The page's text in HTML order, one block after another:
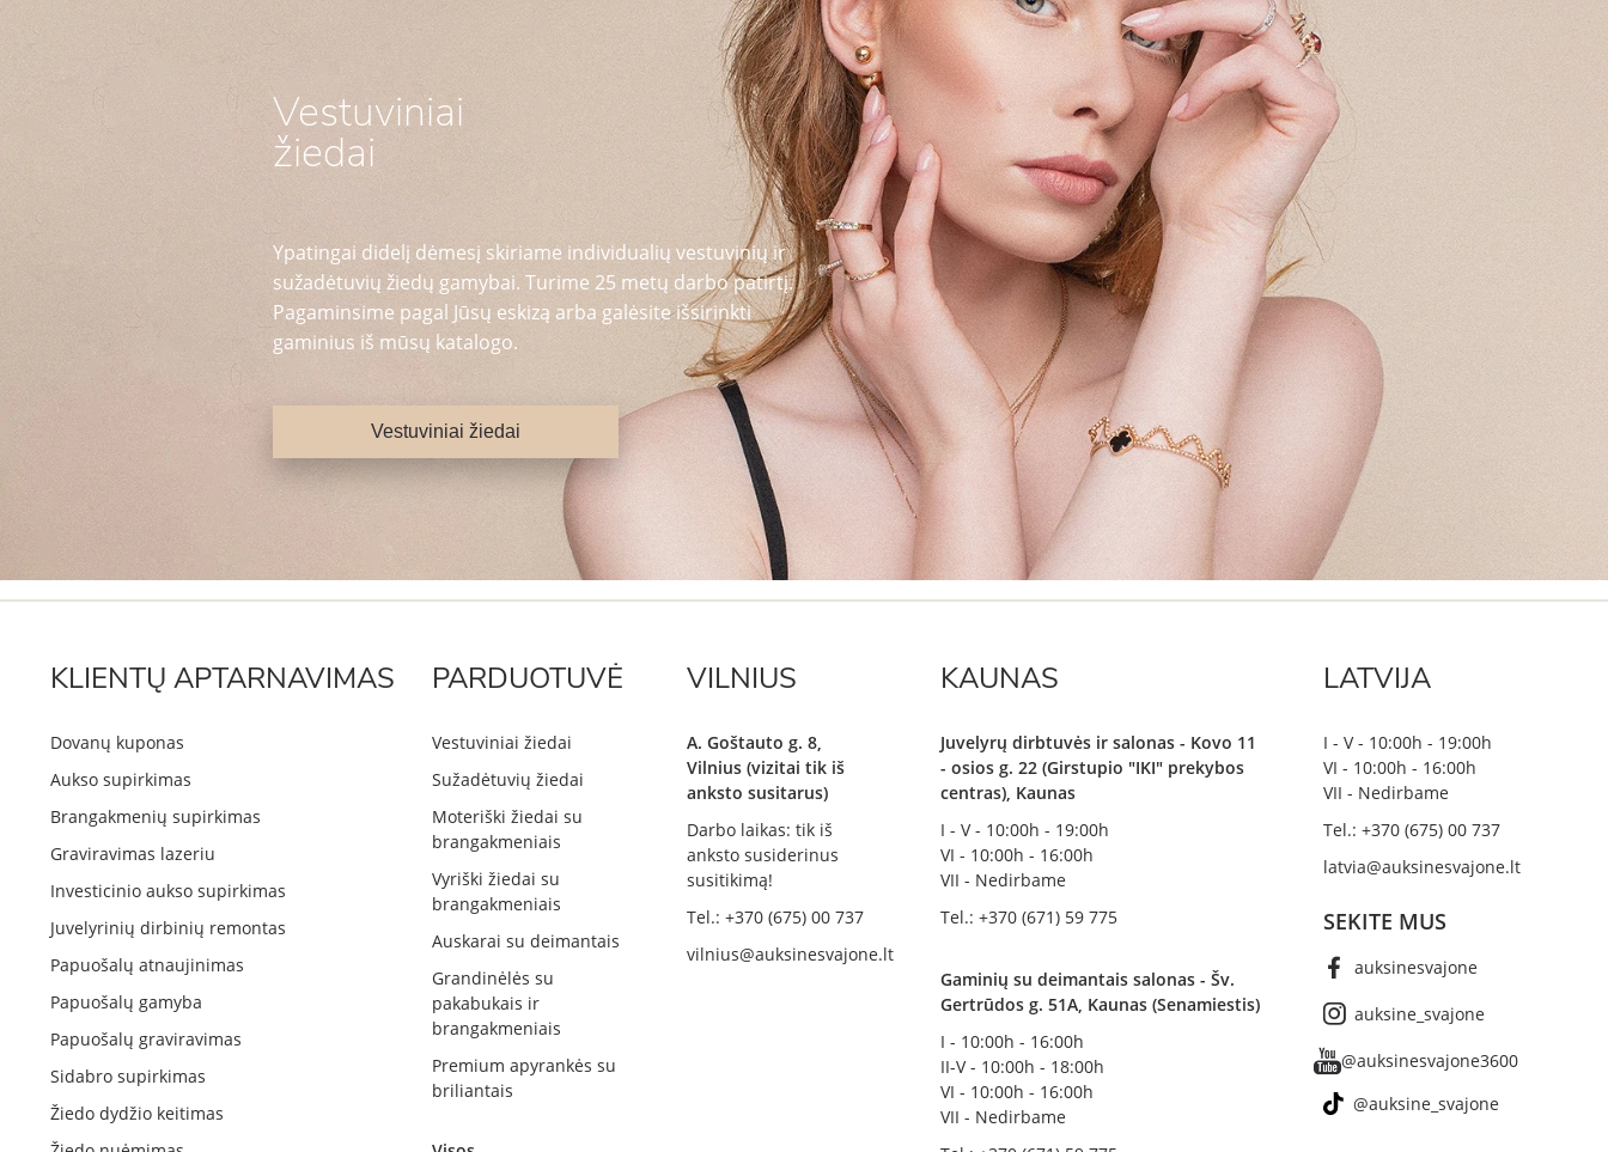
Vestuviniai
žiedai
Ypatingai didelį dėmesį skiriame individualių vestuvinių ir
sužadėtuvių žiedų gamybai. Turime 25 metų darbo patirtį.
Pagaminsime pagal Jūsų eskizą arba galėsite išsirinkti
gaminius iš mūsų katalogo.
Vestuviniai žiedai
KLIENTŲ APTARNAVIMAS
Dovanų kuponas
Aukso supirkimas
Brangakmenių supirkimas
Graviravimas lazeriu
Investicinio aukso supirkimas
Juvelyrinių dirbinių remontas
Papuošalų atnaujinimas
Papuošalų gamyba
Papuošalų graviravimas
Sidabro supirkimas
Žiedo dydžio keitimas
PARDUOTUVĖ
Vestuviniai žiedai
Sužadėtuvių žiedai
Moteriški žiedai su
brangakmeniais
Vyriški žiedai su
brangakmeniais
Auskarai su deimantais
Grandinėlės su
pakabukais ir
brangakmeniais
Premium apyrankės su
briliantais
VILNIUS
A. Goštauto g. 8,
Vilnius (vizitai tik iš
anksto susitarus)
Darbo laikas: tik iš
anksto susiderinus
susitikimą!
Tel.: +370 (675) 00 737
vilnius@auksinesvajone.lt
KAUNAS
Juvelyrų dirbtuvės ir salonas - Kovo 11
- osios g. 22 (Girstupio "IKI" prekybos
centras), Kaunas
I - V - 10:00h - 19:00h
VI - 10:00h - 16:00h
VII - Nedirbame
Tel.: +370 (671) 59 775
Gaminių su deimantais salonas - Šv.
Gertrūdos g. 51A, Kaunas (Senamiestis)
I - 10:00h - 16:00h
II-V - 10:00h - 18:00h
VI - 10:00h - 16:00h
VII - Nedirbame
LATVIJA
I - V - 10:00h - 19:00h
VI - 10:00h - 16:00h
VII - Nedirbame
Tel.: +370 (675) 00 737
latvia@auksinesvajone.lt
SEKITE MUS
auksinesvajone
auksine_svajone
@auksinesvajone3600
@auksine_svajone